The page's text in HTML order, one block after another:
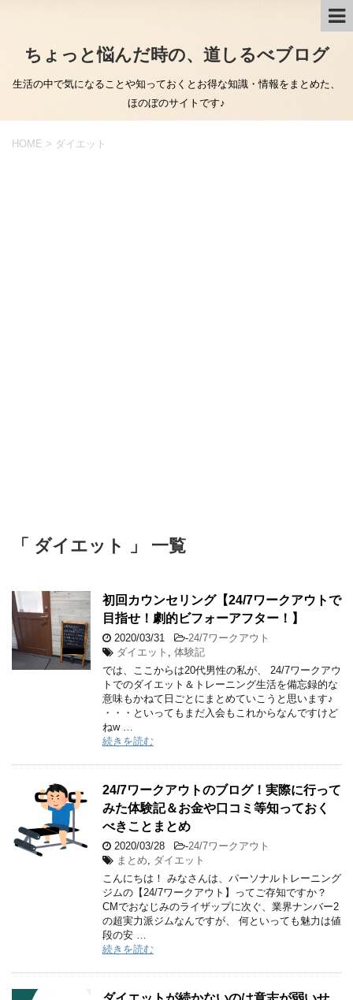
ちょっと悩んだ時の、道しるべブログ
生活の中で気になることや知っておくとお得な知識・情報をまとめた、
ほのぼのサイトです♪
HOME > ダイエット
「 ダイエット 」 一覧
初回カウンセリング【24/7ワークアウトで
目指せ！劇的ビフォーアフター！】
2020/03/31 -24/7ワークアウト
ダイエット
体験記
では、ここからは20代男性の私が、 24/7ワークアウ
トでのダイエット＆トレーニング生活を備忘録的な
意味もかねて日ごとにまとめていこうと思います♪
・・・といってもまだ入会もこれからなんですけど
ねw …
続きを読む
24/7ワークアウトのブログ！実際に行って
みた体験記＆お金や口コミ等知っておく
べきことまとめ
2020/03/28 -24/7ワークアウト
まとめ
ダイエット
こんにちは！ みなさんは、パーソナルトレーニング
ジムの【24/7ワークアウト】ってご存知ですか？
CMでおなじみのライザップに次ぐ、業界ナンバー2
の超実力派ジムなんですが、 何といっても魅力は値
段の安 …
続きを読む